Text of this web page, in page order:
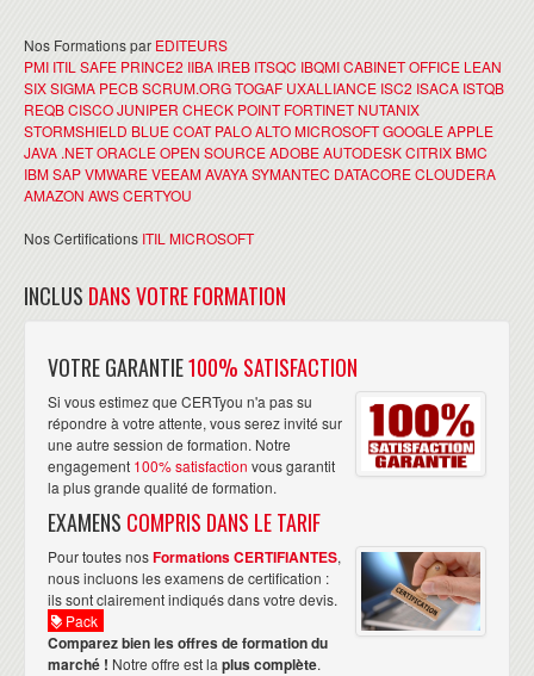
Nos Formations par EDITEURS
PMI ITIL SAFE PRINCE2 IIBA IREB ITSQC IBQMICABINET OFFICE LEAN
SIX SIGMA PECBSCRUM.ORGTOGAF UXALLIANCE ISC2 ISACA ISTQB
REQBCISCOJUNIPER CHECK POINT FORTINET NUTANIX
STORMSHIELD BLUE COAT PALO ALTOMICROSOFTGOOGLEAPPLE
JAVA .NETORACLEOPEN SOURCEADOBEAUTODESKCITRIX BMC
IBMSAPVMWAREVEEAMAVAYASYMANTEC DATACORECLOUDERA
AMAZON AWSCERTYOU
Nos Certifications ITIL MICROSOFT
INCLUS DANS VOTRE FORMATION
VOTRE GARANTIE100% SATISFACTION
Si vous estimez que CERTyou n'a pas su
répondre à votre attente, vous serez invité sur
une autre session de formation. Notre
engagement 100% satisfaction vous garantit
la plus grande qualité de formation.
EXAMENS COMPRIS DANS LE TARIF
Pour toutes nosFormations CERTIFIANTES,
nous incluons les examens de certification :
ils sont clairement indiqués dans votre devis.
Pack
Comparez bien les offres de formation du
marché ! Notre offre est la plus complète.